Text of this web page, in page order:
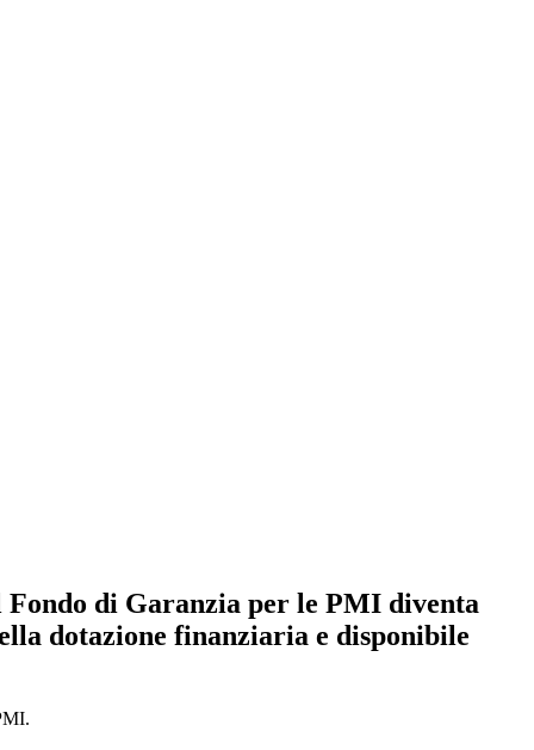
di Garanzia per le PMI diventa
dotazione finanziaria e disponibile